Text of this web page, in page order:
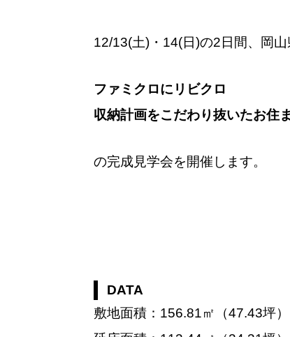
12/13(土)・14(日)の2日間、岡
ファミクロにリビクロ
収納計画をこだわり抜いたお住
の完成見学会を開催します。
DATA
敷地面積：156.81㎡（47.43坪）